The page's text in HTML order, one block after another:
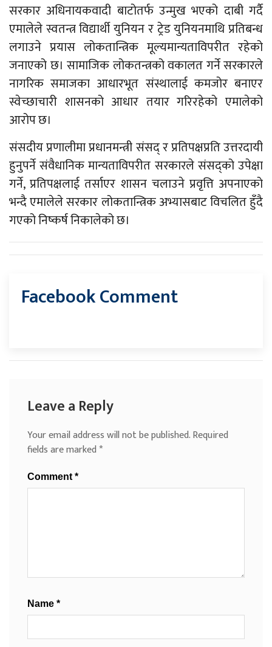
सरकार अधिनायकवादी बाटोतर्फ उन्मुख भएको दाबी गर्दै
एमालेले स्वतन्त्र विद्यार्थी युनियन र ट्रेड युनियनमाथि प्रतिबन्ध
लगाउने प्रयास लोकतान्त्रिक मूल्यमान्यताविपरीत रहेको
जनाएको छ। सामाजिक लोकतन्त्रको वकालत गर्ने सरकारले
नागरिक समाजका आधारभूत संस्थालाई कमजोर बनाएर
स्वेच्छाचारी शासनको आधार तयार गरिरहेको एमालेको
आरोप छ।
संसदीय प्रणालीमा प्रधानमन्त्री संसद् र प्रतिपक्षप्रति उत्तरदायी
हुनुपर्ने संवैधानिक मान्यताविपरीत सरकारले संसद्को उपेक्षा
गर्ने, प्रतिपक्षलाई तर्साएर शासन चलाउने प्रवृत्ति अपनाएको
भन्दै एमालेले सरकार लोकतान्त्रिक अभ्यासबाट विचलित हुँदै
गएको निष्कर्ष निकालेको छ।
Facebook Comment
Leave a Reply
Your email address will not be published.Required
fields are marked*
Comment*
Name *